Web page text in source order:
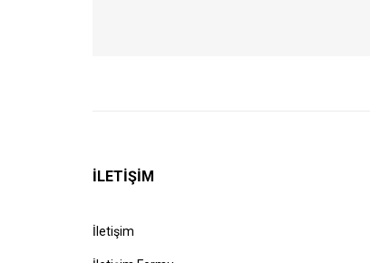
İLETİŞİM
İletişim